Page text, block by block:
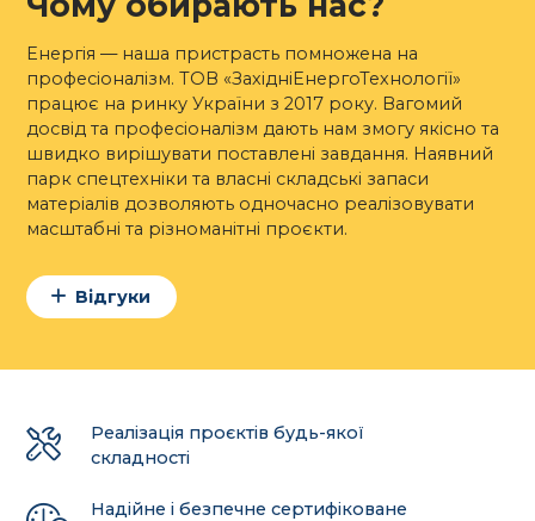
Енергія — наша пристрасть помножена на
професіоналізм. ТОВ «ЗахідніЕнергоТехнології»
працює на ринку України з 2017 року. Вагомий
досвід та професіоналізм дають нам змогу якісно та
швидко вирішувати поставлені завдання. Наявний
парк спецтехніки та власні складські запаси
матеріалів дозволяють одночасно реалізовувати
масштабні та різноманітні проєкти.
Відгуки
Реалізація проєктів будь-якої
складності
Надійне і безпечне сертифіковане